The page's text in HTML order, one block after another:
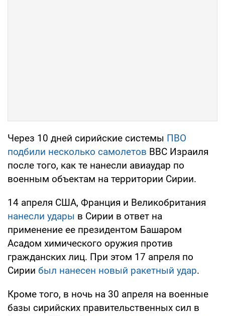
Через 10 дней сирийские системы ПВО
подбили несколько самолетов ВВС Израиля
после того, как те нанесли авиаудар по
военным объектам на территории Сирии.
14 апреля США, Франция и Великобритания
нанесли удары в Сирии в ответ на
применение ее президентом Башаром
Асадом химического оружия против
гражданских лиц. При этом 17 апреля по
Сирии был нанесен новый ракетный удар.
Кроме того, в ночь на 30 апреля на военные
базы сирийских правительственных сил в